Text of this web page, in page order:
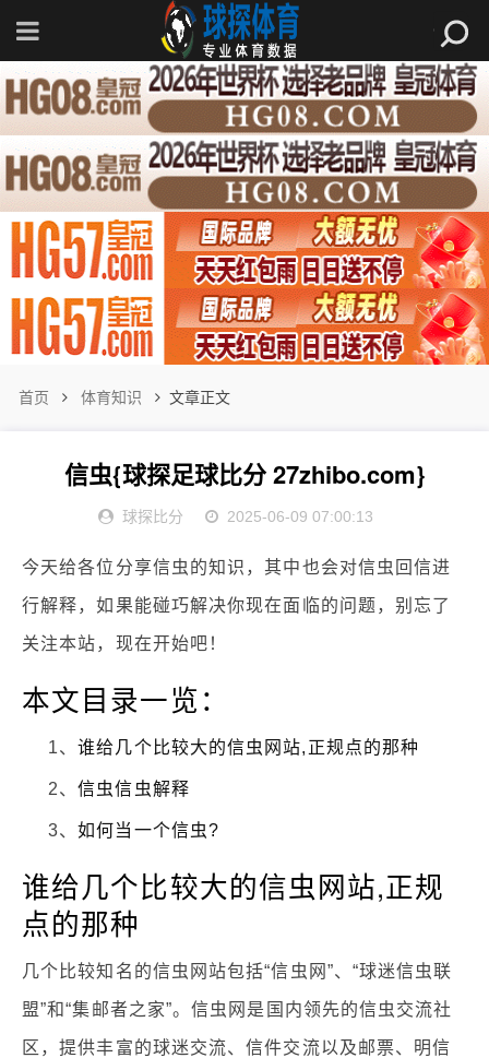
首页 体育知识 文章正文
信虫{球探足球比分 27zhibo.com}
球探比分 2025-06-09 07:00:13
今天给各位分享信虫的知识，其中也会对信虫回信进
行解释，如果能碰巧解决你现在面临的问题，别忘了
关注本站，现在开始吧！
本文目录一览：
1、谁给几个比较大的信虫网站,正规点的那种
2、信虫信虫解释
3、如何当一个信虫?
谁给几个比较大的信虫网站,正规
点的那种
几个比较知名的信虫网站包括“信虫网”、“球迷信虫联
盟”和“集邮者之家”。信虫网是国内领先的信虫交流社
区，提供丰富的球迷交流、信件交流以及邮票、明信